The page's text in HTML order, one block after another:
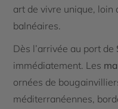
art de vivre unique, loin
balnéaires.
Dès l’arrivée au port de
immédiatement. Les
ornées de
méditerranéennes,